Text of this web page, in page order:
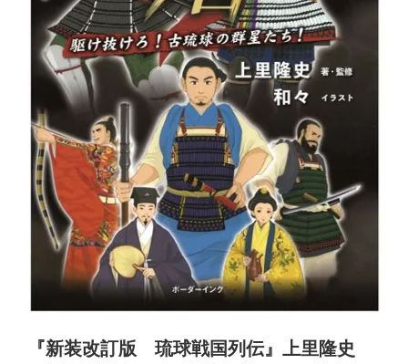
『新装改訂版 琉球戦国列伝』上里隆史